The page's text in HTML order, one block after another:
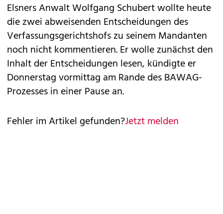
Elsners Anwalt Wolfgang Schubert wollte heute
die zwei abweisenden Entscheidungen des
Verfassungsgerichtshofs zu seinem Mandanten
noch nicht kommentieren. Er wolle zunächst den
Inhalt der Entscheidungen lesen, kündigte er
Donnerstag vormittag am Rande des BAWAG-
Prozesses in einer Pause an.
Fehler im Artikel gefunden?Jetzt melden